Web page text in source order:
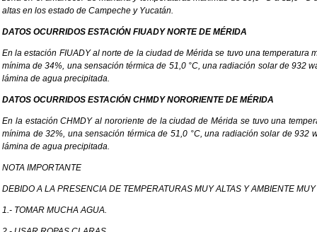
altas en los estado de Campeche y Yucatán.
DATOS OCURRIDOS ESTACIÓN FIUADY NORTE DE MÉRIDA
En la estación FIUADY al norte de la ciudad de Mérida se tuvo una
mínima de 34%, una sensación térmica de 51,0 °C, una radiación solar de 932
lámina de agua precipitada.
DATOS OCURRIDOS ESTACIÓN CHMDY NORORIENTE DE MÉRIDA
En la estación CHMDY al nororiente de la ciudad de Mérida se tuvo una
mínima de 32%, una sensación térmica de 51,0 °C, una radiación solar de
lámina de agua precipitada.
NOTA IMPORTANTE
DEBIDO A LA PRESENCIA DE TEMPERATURAS MUY ALTAS Y AMBIENTE
1.- TOMAR MUCHA AGUA.